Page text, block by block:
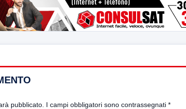
pubblicato. I campi obbligatori sono contrassegnati *